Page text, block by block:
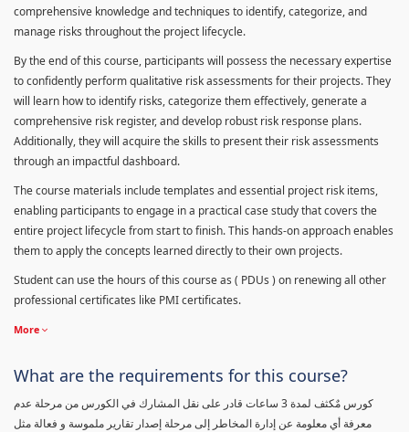
comprehensive knowledge and techniques to identify, categorize, and
manage risks throughout the project lifecycle.
By the end of this course, participants will possess the necessary expertise
to confidently perform qualitative risk assessments for their projects. They
will learn how to identify risks, categorize them effectively, generate a
comprehensive risk register, and develop robust risk response plans.
Additionally, they will acquire the skills to present their risk assessments
through an impactful dashboard.
The course materials include templates and essential project risk items,
enabling participants to engage in a practical case study that covers the
entire project lifecycle from start to finish. This hands-on approach enables
them to apply the concepts learned directly to their own projects.
Student can use the hours of this course as ( PDUs ) on renewing all other
professional certificates like PMI certificates.
More
What are the requirements for this course?
كورس مٌكثف لمدة 3 ساعات قادر على نقل المشارك في الكورس من مرحلة عدم
معرفة أي معلومة عن إدارة المخاطر إلى مرحلة إصدار تقارير ملموسة و فعالة مثل